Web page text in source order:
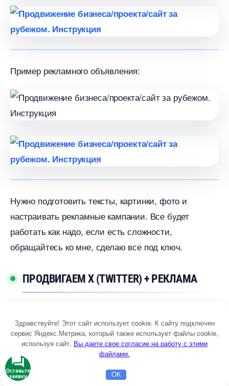
Пример рекламного объявления:
Нужно подготовить тексты, картинки, фото и
настраивать рекламные кампании. Все будет
работать как надо, если есть сложности,
обращайтесь ко мне, сделаю все под ключ.
ПРОДВИГАЕМ X (TWITTER) + РЕКЛАМА
X— переименовал Илон Маск, после покупки) стал
основным медиумом донесения информации.
полне возможно, что после покупки Илоном
Маском соцсеть ещё больше упрочит свои позиции.
Здравствуйте! Этот сайт использует cookie. К сайту подключен
сервис Яндекс.Метрика, который также использует файлы cookie,
используя сайт, ы даете свое согласие на работу с этими
файлами.
OK
Оставьте
заявку